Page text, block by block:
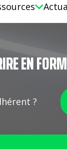
EN
?